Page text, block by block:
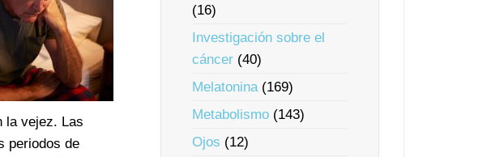
la vejez. Las
periodos de
(16)
Investigación sobre el
cáncer (40)
Melatonina(169)
Metabolismo (143)
Ojos (12)